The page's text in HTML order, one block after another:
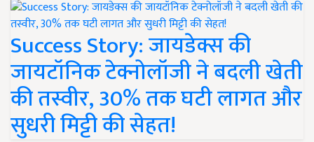
Success Story: जायडेक्स की
जायटॉनिक टेक्नोलॉजी ने बदली खेती
की तस्वीर, 30% तक घटी लागत और
सुधरी मिट्टी की सेहत!